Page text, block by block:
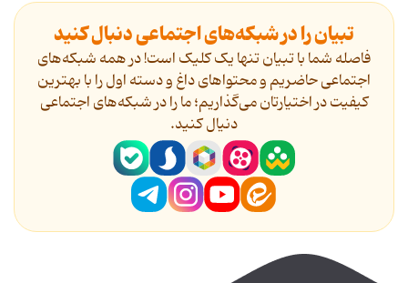
تبیان را در شبکه‌های اجتماعی دنبال کنید
فاصله شما با تبیان تنها یک کلیک است! در همه شبکه‌های
اجتماعی حاضریم و محتواهای داغ و دسته اول را با بهترین
کیفیت در اختیارتان می‌گذاریم؛ ما را در شبکه‌های اجتماعی
دنیال کنید.